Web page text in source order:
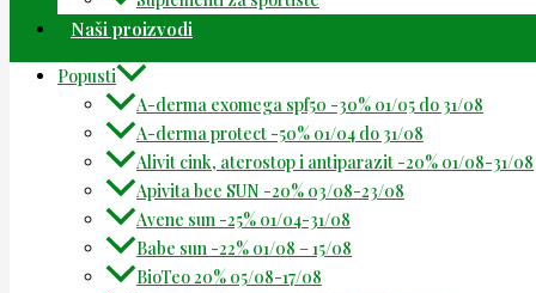
Naši proizvodi
Popusti
A-derma exomega spf50 -30% 01/05 do 31/08
A-derma protect -50% 01/04 do 31/08
Alivit cink, aterostop i antiparazit -20% 01/08-31/08
Apivita bee SUN -20% 03/08-23/08
Avene sun -25% 01/04-31/08
Babe sun -22% 01/08 – 15/08
BioTeo 20% 05/08-17/08